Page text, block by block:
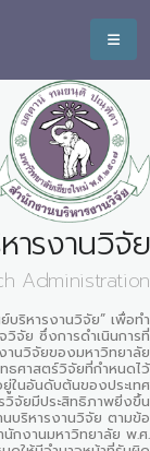
ารงานวิจัย
Administration
ริหารงานวิจัย” เพื่อทำ
จัย ซึ่งการดำเนินการที่
านวิจัยของมหาวิทยาลัย
ธศาสตร์วิจัยที่กำหนดไว้
ในอันดับต้นของประเทศ
วิจัยมีประสิทธิภาพยิ่งขึ้น
บริหารงานวิจัย ตามข้อ
นักงานมหาวิทยาลัย พ.ศ.